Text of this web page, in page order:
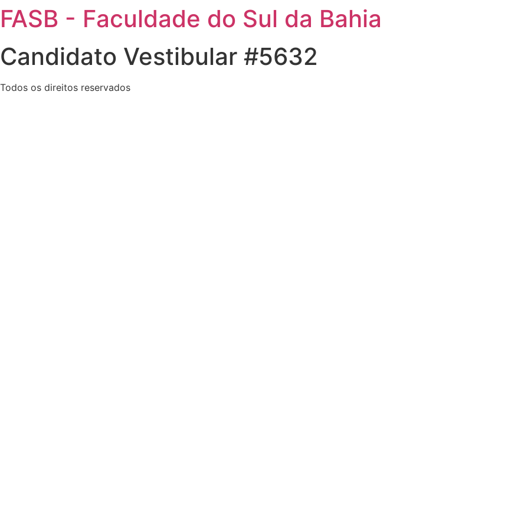
Pular
para
conteúdo
FASB - Faculdade do Sul da Bahia
Candidato Vestibular #5632
Todos os direitos reservados